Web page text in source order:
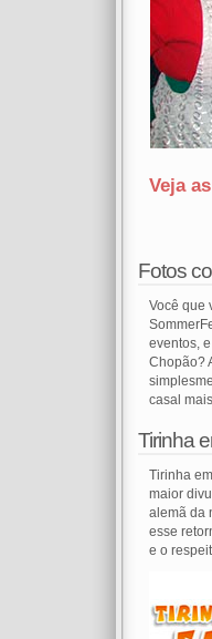
Veja
Fotos
Você que
eventos,
Chopão?
casal
Tirinha
Tirinha
maior
alemã da
esse
e o